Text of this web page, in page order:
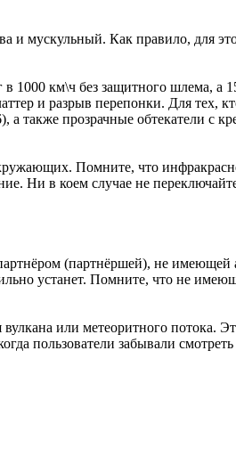
мускульный. Как правило, для
1000 км\ч без защитного шлема,
и разрыв перепонки. Для тех,
также прозрачные обтекатели с
Помните, что
Ни в коем случае не
(партнёршей), не
устанет. Помните, что не
или метеоритного потока.
пользователи забывали